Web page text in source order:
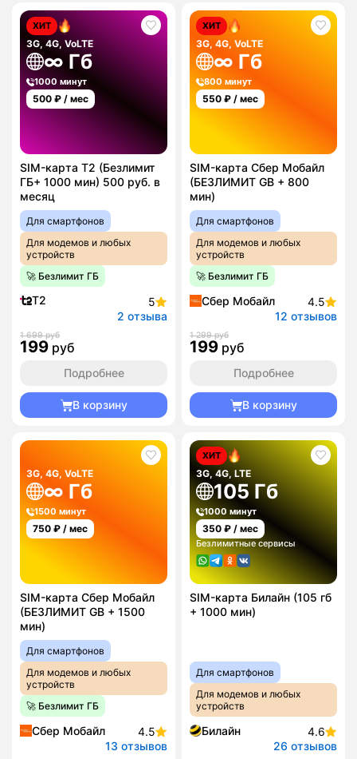
ХИТ
3G, 4G, VoLTE
∞ Гб
1000 минут
500 ₽ / мес
SIM-карта T2 (Безлимит
ГБ+ 1000 мин) 500 руб. в
месяц
Для смартфонов
Для модемов и любых
устройств
🚀 Безлимит ГБ
T2
5
2 отзыва
1 699 руб
199 руб
Подробнее
В корзину
ХИТ
3G, 4G, VoLTE
∞ Гб
800 минут
550 ₽ / мес
SIM-карта Сбер Мобайл
(БЕЗЛИМИТ GB + 800
мин)
Для смартфонов
Для модемов и любых
устройств
🚀 Безлимит ГБ
Сбер Мобайл
4.5
12 отзывов
1 299 руб
199 руб
Подробнее
В корзину
3G, 4G, VoLTE
∞ Гб
1500 минут
750 ₽ / мес
SIM-карта Сбер Мобайл
(БЕЗЛИМИТ GB + 1500
мин)
Для смартфонов
Для модемов и любых
устройств
🚀 Безлимит ГБ
Сбер Мобайл
4.5
13 отзывов
ХИТ
3G, 4G, LTE
105 Гб
1000 минут
350 ₽ / мес
Безлимитные сервисы
SIM-карта Билайн (105 гб
+ 1000 мин)
Для смартфонов
Для модемов и любых
устройств
Билайн
4.6
26 отзывов